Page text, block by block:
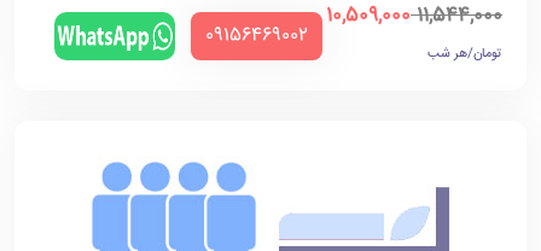
11,544,000
10,509,000
تومان/هر شب
‪09156469002‬